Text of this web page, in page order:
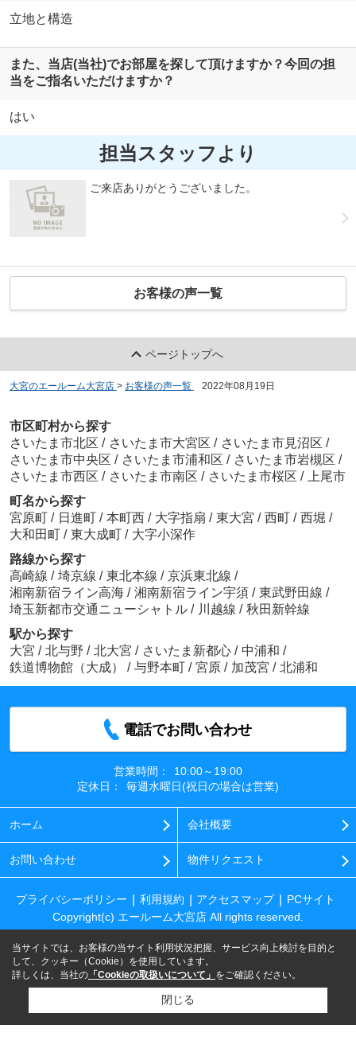
立地と構造
また、当店(当社)でお部屋を探して頂けますか？今回の担
当をご指名いただけますか？
はい
担当スタッフより
ご来店ありがとうございました。
お客様の声一覧
ページトップへ
大宮のエールーム大宮店 > お客様の声一覧 2022年08月19日
市区町村から探す
さいたま市北区 / さいたま市大宮区 / さいたま市見沼区 /
さいたま市中央区 / さいたま市浦和区 / さいたま市岩槻区 /
さいたま市西区 / さいたま市南区 / さいたま市桜区 /
上尾市
町名から探す
宮原町 / 日進町 / 本町西 / 大字指扇 / 東大宮 / 西町 / 西堀 /
大和田町 / 東大成町 / 大字小深作
路線から探す
高崎線 / 埼京線 / 東北本線 / 京浜東北線 /
湘南新宿ライン高海 / 湘南新宿ライン宇須 / 東武野田線 /
埼玉新都市交通ニューシャトル / 川越線 / 秋田新幹線
駅から探す
大宮 / 北与野 / 北大宮 / さいたま新都心 / 中浦和 /
鉄道博物館（大成）
/ 与野本町 / 宮原 / 加茂宮 / 北浦和
電話でお問い合わせ
営業時間：
10:00～19:00
定休日：
毎週水曜日(祝日の場合は営業)
ホーム 会社概要
お問い合わせ 物件リクエスト
プライバシーポリシー 利用規約 アクセスマップ
PCサイト
Copyright(c) エールーム大宮店 All rights reserved.
当サイトでは、お客様の当サイト利用状況把握、サービス向上検討を目的と
して、クッキー（Cookie）を使用しています。
詳しくは、当社の 「Cookieの取扱いについて」 をご確認ください。
閉じる